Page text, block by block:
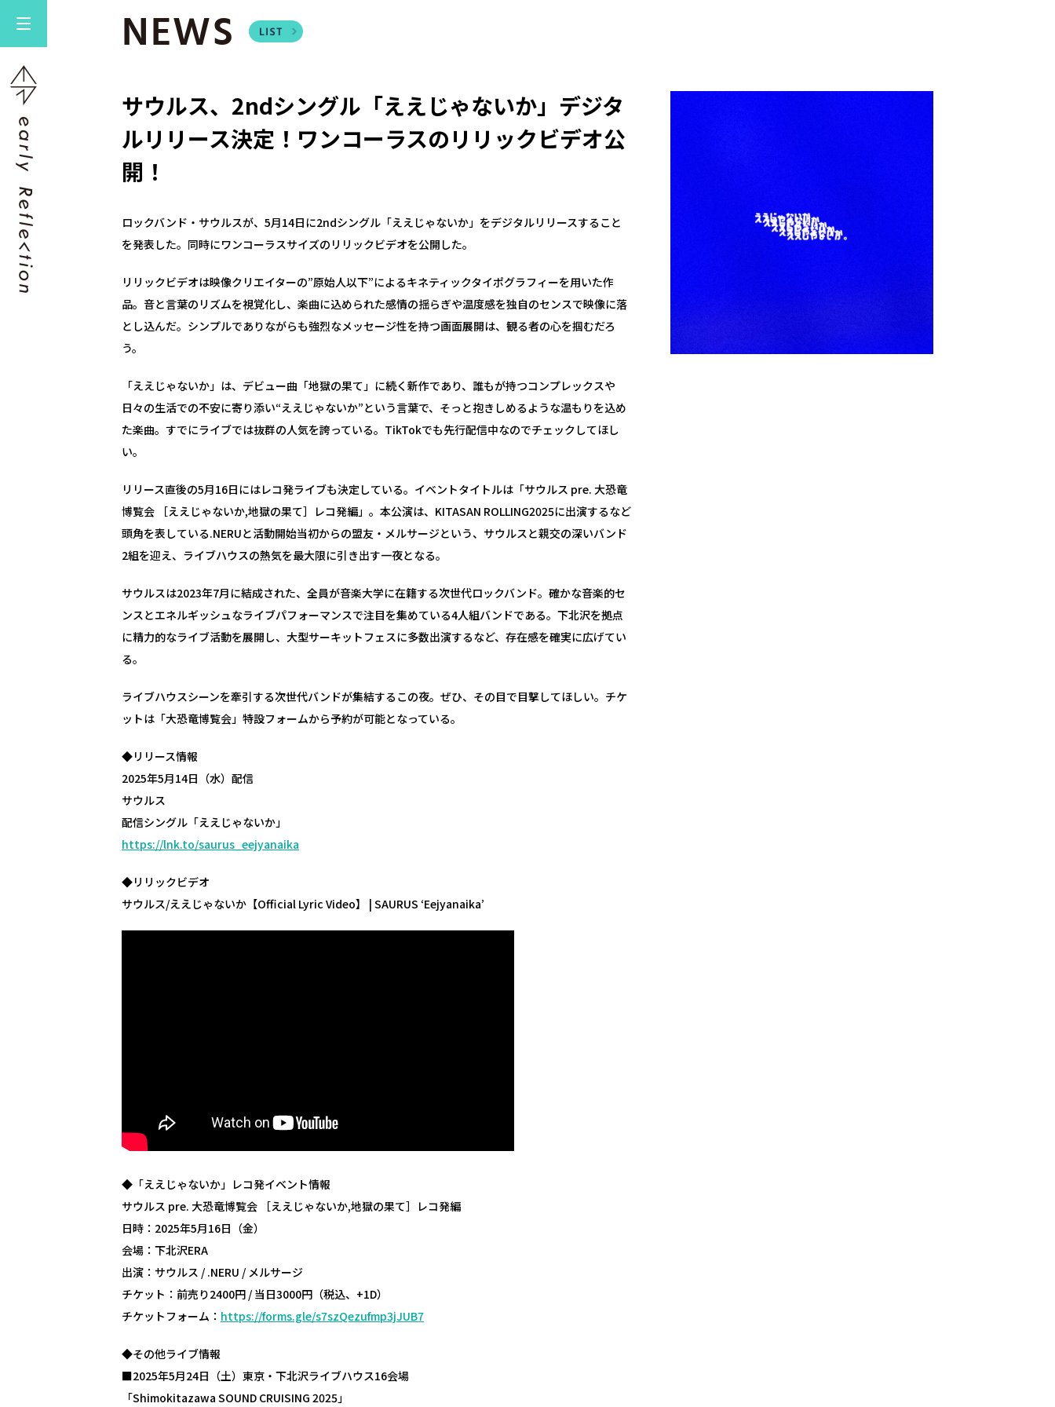
NEWS
サウルス、2ndシングル「ええじゃないか」デジタ
ルリリース決定！ワンコーラスのリリックビデオ公
開！
ロックバンド・サウルスが、5月14日に2ndシングル「ええじゃないか」をデジタルリリースすること
を発表した。同時にワンコーラスサイズのリリックビデオを公開した。
リリックビデオは映像クリエイターの”原始人以下”によるキネティックタイポグラフィーを用いた作
品。音と言葉のリズムを視覚化し、楽曲に込められた感情の揺らぎや温度感を独自のセンスで映像に落
とし込んだ。シンプルでありながらも強烈なメッセージ性を持つ画面展開は、観る者の心を掴むだろ
う。
「ええじゃないか」は、デビュー曲「地獄の果て」に続く新作であり、誰もが持つコンプレックスや
日々の生活での不安に寄り添い“ええじゃないか”という言葉で、そっと抱きしめるような温もりを込め
た楽曲。すでにライブでは抜群の人気を誇っている。TikTokでも先行配信中なのでチェックしてほし
い。
リリース直後の5月16日にはレコ発ライブも決定している。イベントタイトルは「サウルス pre. 大恐竜
博覧会 ［ええじゃないか,地獄の果て］レコ発編」。本公演は、KITASAN ROLLING2025に出演するなど
頭角を表している.NERUと活動開始当初からの盟友・メルサージという、サウルスと親交の深いバンド
2組を迎え、ライブハウスの熱気を最大限に引き出す一夜となる。
サウルスは2023年7月に結成された、全員が音楽大学に在籍する次世代ロックバンド。確かな音楽的セ
ンスとエネルギッシュなライブパフォーマンスで注目を集めている4人組バンドである。下北沢を拠点
に精力的なライブ活動を展開し、大型サーキットフェスに多数出演するなど、存在感を確実に広げてい
る。
ライブハウスシーンを牽引する次世代バンドが集結するこの夜。ぜひ、その目で目撃してほしい。チケ
ットは「大恐竜博覧会」特設フォームから予約が可能となっている。
◆リリース情報
2025年5月14日（水）配信
サウルス
配信シングル「ええじゃないか」
https://lnk.to/saurus_eejyanaika
◆リリックビデオ
サウルス/ええじゃないか【Official Lyric Video】 | SAURUS ‘Eejyanaika’
◆「ええじゃないか」レコ発イベント情報
サウルス pre. 大恐竜博覧会 ［ええじゃないか,地獄の果て］レコ発編
日時：2025年5月16日（金）
会場：下北沢ERA
出演：サウルス / .NERU / メルサージ
チケット：前売り2400円 / 当日3000円（税込、+1D）
チケットフォーム： https://forms.gle/s7szQezufmp3jJUB7
◆その他ライブ情報
■2025年5月24日（土）東京・下北沢ライブハウス16会場
「Shimokitazawa SOUND CRUISING 2025」